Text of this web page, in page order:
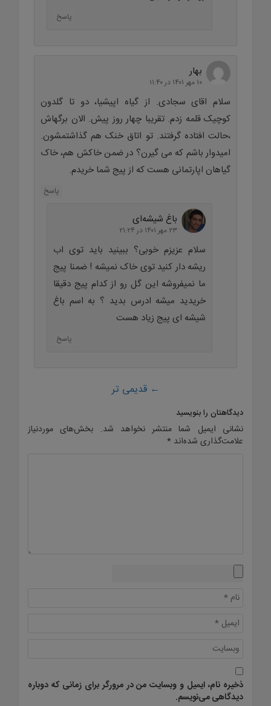
پاسخ
بهار
۱۰ مهر ۱۴۰۱ در ۱۱:۴۰
سلام اقای سجادی. از گیاه اپیشیا، دو تا گلدون
کوچیک قلمه زدم. تقریبا چهار روز پیش. الان برگهاش
،حالت افتاده گرفتند. تو اتاق خنک هم گذاشتمشون.
امیدوار باشم که می گیرن؟ در ضمن خاکش هم، خاک
گیاهان اپارتمانی هست که از پیج شما خریدم.
پاسخ
باغ شیشه‌ای
۲۳ مهر ۱۴۰۱ در ۲۱:۲۴
سلام عزیزم خوبی؟ ببینید باید توی اب
ریشه دار کنید توی خاک نمیشه ! ضمنا پیج
ما نمیفروشه این گل رو از کدام پیج دقیقا
خریدید میشه ادرس بدید ؟ به اسم باغ
شیشه ای پیج زیاد هست
پاسخ
← قدیمی تر
دیدگاهتان را بنویسید
نشانی ایمیل شما منتشر نخواهد شد. بخش‌های موردنیاز
علامت‌گذاری شده‌اند *
ذخیره نام، ایمیل و وبسایت من در مرورگر برای زمانی که دوباره
دیدگاهی می‌نویسم.